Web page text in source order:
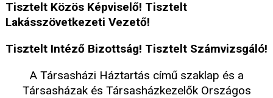
Tisztelt Közös Képviselő! Tisztelt
Lakásszövetkezeti Vezető!
Tisztelt Intéző Bizottság! Tisztelt Számvizsgáló!
A Társasházi Háztartás című szaklap és a
Társasházak és Társasházkezelők Országos